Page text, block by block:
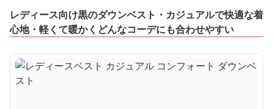
レディース向け黒のダウンベスト・カジュアルで快適な着
心地・軽くて暖かくどんなコーデにも合わせやすい